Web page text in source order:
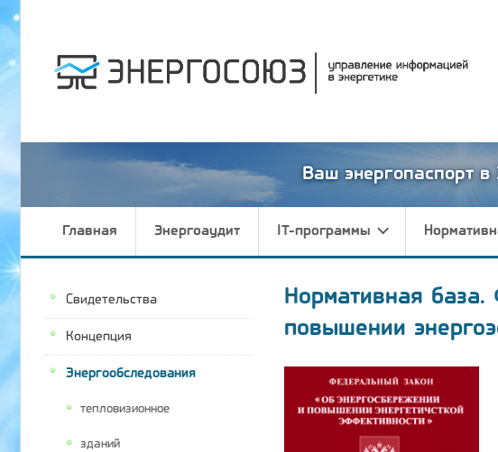
Ваш энергопаспорт
Главная Энергоаудит IT-программы
Свидетельства
Концепция
Энергообследования
тепловизионное
зданий
Нормативная
повышении